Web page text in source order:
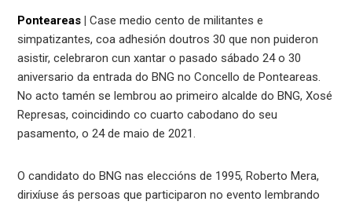
Ponteareas | Case medio cento de militantes e
simpatizantes, coa adhesión doutros 30 que non puideron
asistir, celebraron cun xantar o pasado sábado 24 o 30
aniversario da entrada do BNG no Concello de Ponteareas.
No acto tamén se lembrou ao primeiro alcalde do BNG, Xosé
Represas, coincidindo co cuarto cabodano do seu
pasamento, o 24 de maio de 2021.
O candidato do BNG nas eleccións de 1995, Roberto Mera,
dirixíuse ás persoas que participaron no evento lembrando